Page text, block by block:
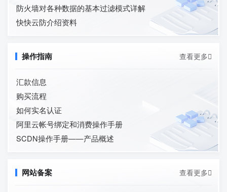
防火墙对各种数据的基本过滤模式详解
快快云防介绍资料
操作指南 查看更多
汇款信息
购买流程
如何实名认证
阿里云帐号绑定和消费操作手册
SCDN操作手册——产品概述
网站备案 查看更多